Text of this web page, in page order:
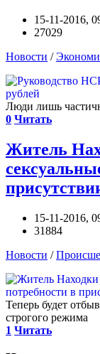
15-11-2016,
27029
Новости /
Люди лишь
0 Читать
Житель
15-11-2016,
31884
Новости /
Теперь будет
строгого режима
1 Читать